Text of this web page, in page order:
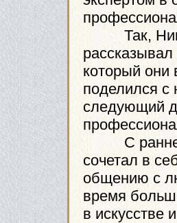
Так,
который они
поделился
следующий
С ранней
сочетал в
общению с
время
в искусстве